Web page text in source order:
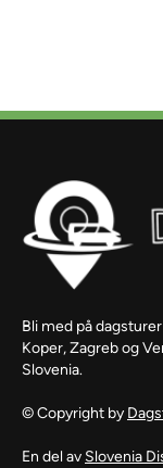
Bli med på
Koper, Zagreb og
Slovenia.
© Copyright by
En del av Slovenia